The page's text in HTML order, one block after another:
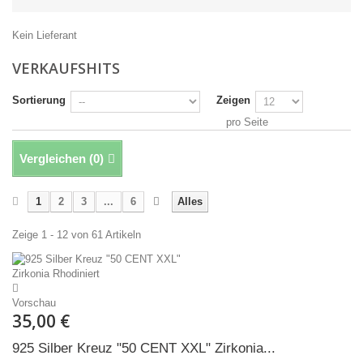
Kein Lieferant
VERKAUFSHITS
Sortierung
Zeigen
pro Seite
Vergleichen (0)
Alles
1 2 3 ... 6
Zeige 1 - 12 von 61 Artikeln
Vorschau
35,00 €
925 Silber Kreuz "50 CENT XXL" Zirkonia...